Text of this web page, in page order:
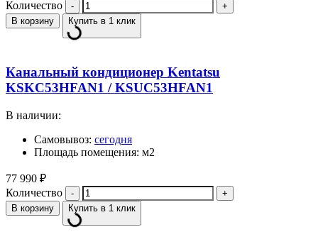
Количество
В корзину Купить в 1 клик
Канальный кондиционер Kentatsu
KSKC53HFAN1 / KSUC53HFAN1
В наличии:
Самовывоз: сегодня
Площадь помещения: м2
77 990 ₽
Количество
В корзину Купить в 1 клик